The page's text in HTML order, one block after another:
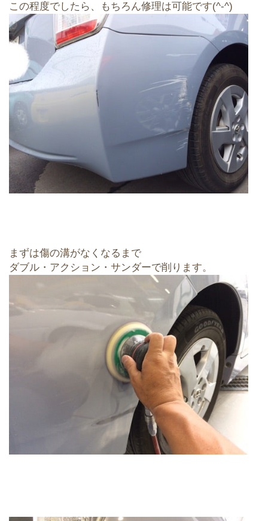
この程度でしたら、もちろん修理は可能です(^-^)
まずは傷の溝がなくなるまで
ダブル・アクション・サンダーで削ります。